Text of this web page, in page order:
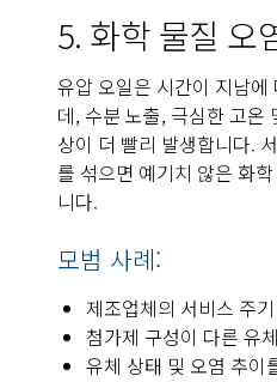
5. 화학 물질 오
유압 오일은 시간이 지남
데, 수분 노출, 극심한 고온
상이 더 빨리 발생합니다.
를 섞으면 예기치 않은 화
니다.
모범 사례:
제조업체의 서비스 주
첨가제 구성이 다른 유
유체 상태 및 오염 추이